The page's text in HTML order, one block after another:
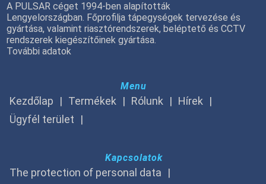
A PULSAR céget 1994-ben alapították
Lengyelországban. Főprofilja tápegységek tervezése és
gyártása, valamint riasztórendszerek, beléptető és CCTV
rendszerek kiegészítőinek gyártása.
További adatok
Menu
Kezdőlap Termékek Rólunk
Hírek
Ügyfél terület
Kapcsolatok
The protection of personal data